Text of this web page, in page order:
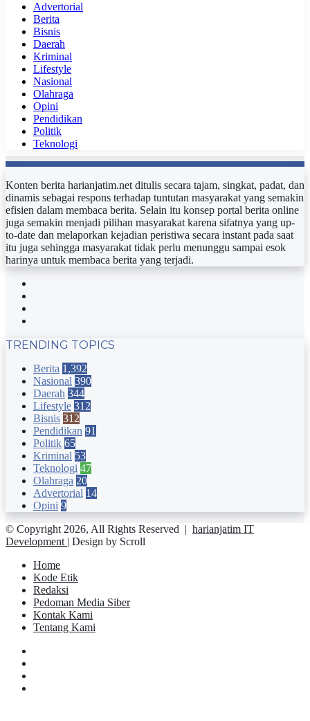
Advertorial
Berita
Bisnis
Daerah
Kriminal
Lifestyle
Nasional
Olahraga
Opini
Pendidikan
Politik
Teknologi
Konten berita harianjatim.net ditulis secara tajam, singkat, padat, dan
dinamis sebagai respons terhadap tuntutan masyarakat yang semakin
efisien dalam membaca berita. Selain itu konsep portal berita online
juga semakin menjadi pilihan masyarakat karena sifatnya yang up-
to-date dan melaporkan kejadian peristiwa secara instant pada saat
itu juga sehingga masyarakat tidak perlu menunggu sampai esok
harinya untuk membaca berita yang terjadi.
TRENDING TOPICS
Berita 1,392
Nasional 390
Daerah 344
Lifestyle 312
Bisnis 312
Pendidikan 91
Politik 65
Kriminal 53
Teknologi 47
Olahraga 20
Advertorial 14
Opini 9
© Copyright 2026, All Rights Reserved | harianjatim IT
Development | Design by Scroll
Home
Kode Etik
Redaksi
Pedoman Media Siber
Kontak Kami
Tentang Kami